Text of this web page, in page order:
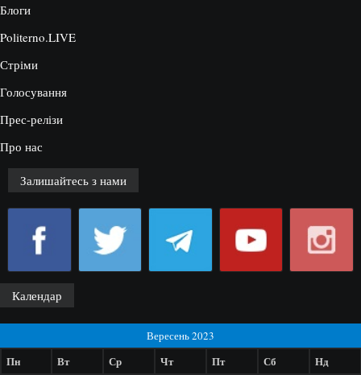
Блоги
Politerno.LIVE
Стріми
Голосування
Прес-релізи
Про нас
Залишайтесь з нами
Календар
Вересень 2023
Пн Вт Ср Чт Пт Сб Нд